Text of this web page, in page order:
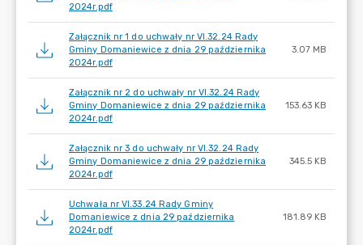
2024r.pdf
Załącznik nr 1 do uchwały nr VI.32.24 Rady
Gminy Domaniewice z dnia 29 października
2024r.pdf
3.07 MB
Załącznik nr 2 do uchwały nr VI.32.24 Rady
Gminy Domaniewice z dnia 29 października
2024r.pdf
153.63 KB
Załącznik nr 3 do uchwały nr VI.32.24 Rady
Gminy Domaniewice z dnia 29 października
2024r.pdf
345.5 KB
Uchwała nr VI.33.24 Rady Gminy
Domaniewice z dnia 29 października
2024r.pdf
181.89 KB